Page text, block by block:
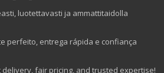
luotettavasti ja ammattitaidolla
perfeito, entrega rápida e confiança
fair pricing, and trusted expertise!